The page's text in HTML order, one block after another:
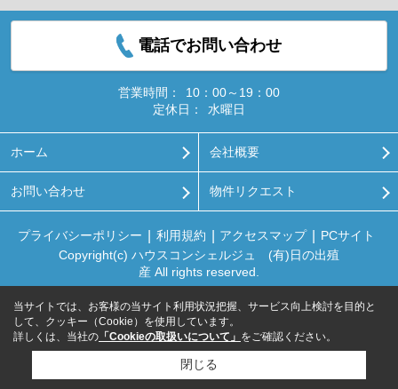
電話でお問い合わせ
営業時間：
10：00～19：00
定休日：
水曜日
ホーム 会社概要
お問い合わせ 物件リクエスト
プライバシーポリシー 利用規約 アクセスマップ
PCサイト
Copyright(c) ハウスコンシェルジュ (有)日の出殖
産 All rights reserved.
当サイトでは、お客様の当サイト利用状況把握、サービス向上検討を目的と
して、クッキー（Cookie）を使用しています。
詳しくは、当社の 「Cookieの取扱いについて」 をご確認ください。
閉じる